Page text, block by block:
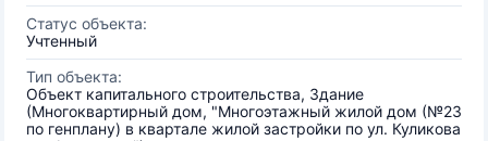
Статус объекта:
Учтенный
Тип объекта:
Объект капитального строительства, Здание
(Многоквартирный дом, "Многоэтажный жилой дом (№23
по генплану) в квартале жилой застройки по ул. Куликова